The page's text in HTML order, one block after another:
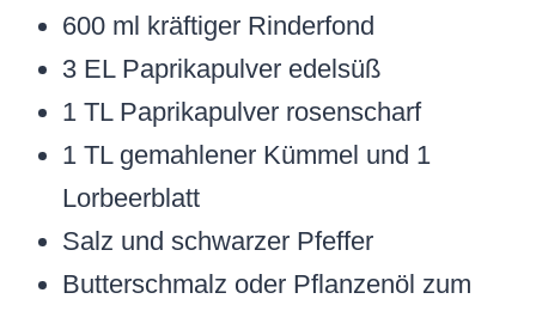
600 ml kräftiger Rinderfond
3 EL Paprikapulver edelsüß
1 TL Paprikapulver rosenscharf
1 TL gemahlener Kümmel und 1
Lorbeerblatt
Salz und schwarzer Pfeffer
Butterschmalz oder Pflanzenöl zum